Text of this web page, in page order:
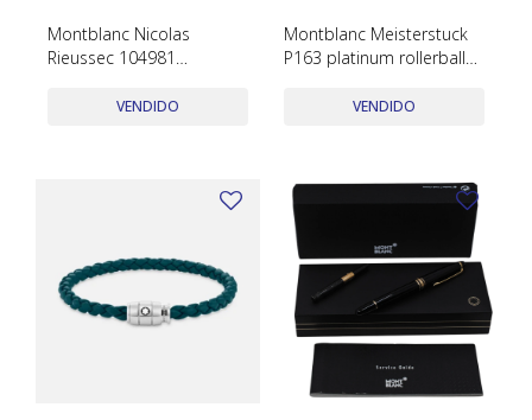
Montblanc Nicolas
Rieussec 104981
inoxidable brazalete
VENDIDO
Montblanc Meisterstuck
P163 platinum rollerball
y papelesVENDIDO
Llaveros
Pendientes y medallas
TISSOT
BULGARI
MOVADO